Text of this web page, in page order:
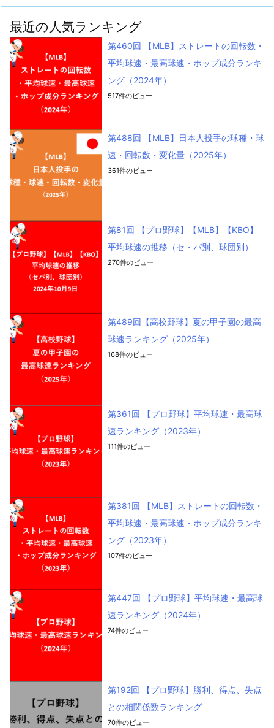
最近の人気ランキング
第460回 【MLB】ストレートの回転数・
平均球速・最高球速・ホップ成分ランキ
ング（2024年）
517件のビュー
第488回 【MLB】日本人投手の球種・球
速・回転数・変化量（2025年）
361件のビュー
第81回 【プロ野球】【MLB】【KBO】
平均球速の推移（セ・パ別、球団別）
270件のビュー
第489回【高校野球】夏の甲子園の最高
球速ランキング（2025年）
168件のビュー
第361回 【プロ野球】平均球速・最高球
速ランキング（2023年）
111件のビュー
第381回 【MLB】ストレートの回転数・
平均球速・最高球速・ホップ成分ランキ
ング（2023年）
107件のビュー
第447回 【プロ野球】平均球速・最高球
速ランキング（2024年）
74件のビュー
第192回 【プロ野球】勝利、得点、失点
との相関係数ランキング
70件のビュー